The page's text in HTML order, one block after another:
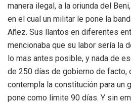
manera ilegal, a la oriunda del
en el cual un militar le pone la
Añez. Sus llantos en diferentes
mencionaba que su labor sería la
lo mas antes posible, y nada de
de 250 días de gobierno de facto,
contempla la constitución para un
pone como limite 90 días. Y sin